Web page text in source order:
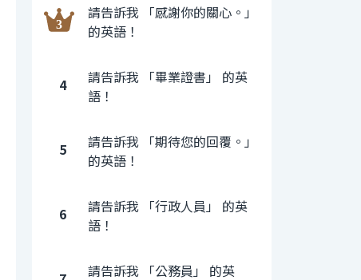
請告訴我 「感謝你的關心。」
的英語！
4
請告訴我 「畢業證書」 的英
語！
5
請告訴我 「期待您的回覆。」
的英語！
6
請告訴我 「行政人員」 的英
語！
請告訴我 「公務員」 的英